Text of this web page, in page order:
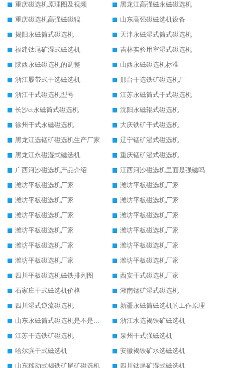
重庆磁选机原理图及视频
黑龙江高强磁永磁磁选机
重庆磁选机高强磁磁辊
山东高强磁磁选机设备
揭阳永磁筒式磁选机
天津永磁湿式筒式磁选机
福建钛尾矿湿式磁选机
吉林实验用室湿式磁选机
陕西永磁磁选机的调整
山西永磁磁选机标准
浙江履带式干选磁选机
邢台干选铁矿磁选机厂
浙江干式磁选机型号
江苏永磁筒式干式磁选机
长沙ct永磁筒式磁选机
沈阳永磁辊式磁选机
徐州干式永磁磁选机
大庆铁矿干式磁选机
黑龙江选锰矿磁选机生产厂家
辽宁锰矿湿式磁选机
黑龙江永磁湿式磁选机
重庆锰矿湿式磁选机
广西河沙磁选机产品介绍
江西河沙磁选机里面是强磁吗
潍坊平板磁选机厂家
潍坊平板磁选机厂家
潍坊平板磁选机厂家
潍坊平板磁选机厂家
潍坊平板磁选机厂家
潍坊平板磁选机厂家
潍坊平板磁选机厂家
潍坊平板磁选机厂家
潍坊平板磁选机厂家
潍坊平板磁选机厂家
潍坊平板磁选机厂家
潍坊平板磁选机厂家
四川平板磁选机磁铁排列图
西安干式磁选机厂家
石家庄干式磁选机价格
湖南锰矿湿式磁选机
四川湿式逆流磁选机
新疆永磁筒磁选机的工作原理
山东永磁筒式磁选机是不是强磁
浙江水选褐铁矿磁选机
江苏干选铁矿磁选机
泉州干式强磁选机
哈尔滨干式磁选机
安徽褐铁矿水选磁选机
山东移动式褐铁矿尾矿磁选机
四川钛尾矿湿式磁选机